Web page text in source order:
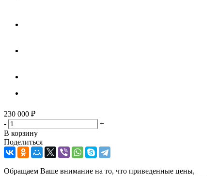
230 000 ₽
-
+
В корзину
Поделиться
Обращаем Ваше внимание на то, что приведенные цены,